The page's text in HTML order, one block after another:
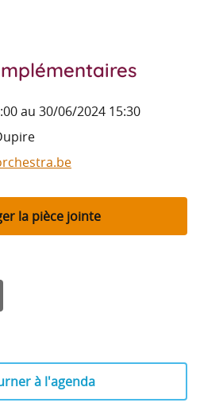
au 30/06/2024 15:30
la pièce jointe
à l'agenda